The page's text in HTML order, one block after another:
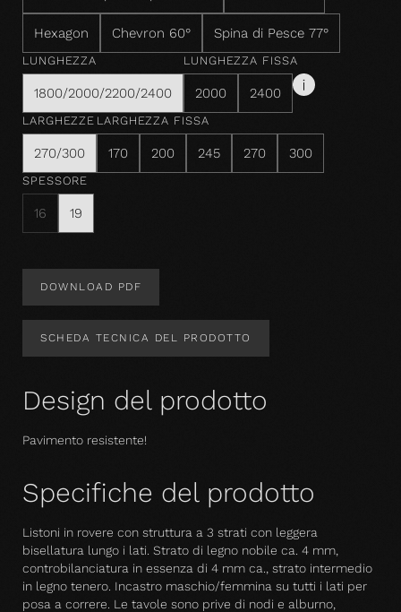
Hexagon Chevron 60° Spina di Pesce 77°
LUNGHEZZA
1800/2000/2200/2400
LUNGHEZZA FISSA
2000 2400
LARGHEZZE
270/300
LARGHEZZA FISSA
170 200 245 270 300
SPESSORE
16 19
DOWNLOAD PDF
SCHEDA TECNICA DEL PRODOTTO
Design del prodotto
Pavimento resistente!
Specifiche del prodotto
Listoni in rovere con struttura a 3 strati con leggera
bisellatura lungo i lati. Strato di legno nobile ca. 4 mm,
controbilanciatura in essenza di 4 mm ca., strato intermedio
in legno tenero. Incastro maschio/femmina su tutti i lati per
posa a correre. Le tavole sono prive di nodi e alburno,